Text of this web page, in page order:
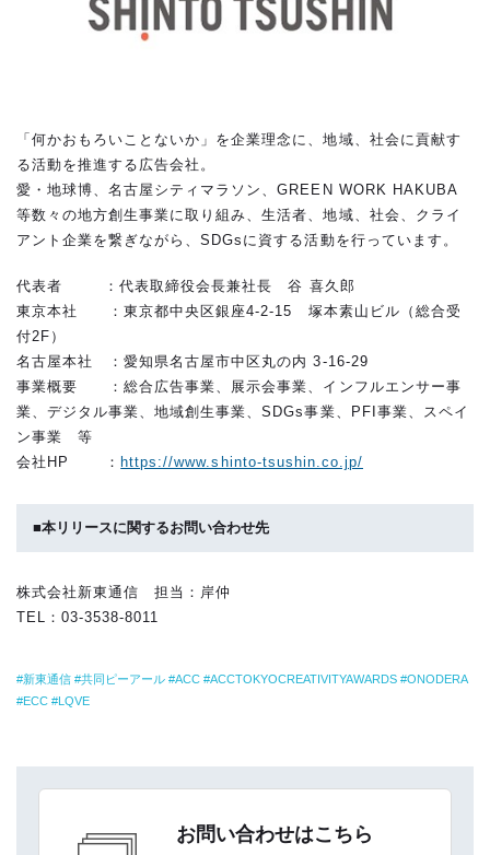
「何かおもろいことないか」を企業理念に、地域、社会に貢献す
る活動を推進する広告会社。
愛・地球博、名古屋シティマラソン、GREEN WORK HAKUBA
等数々の地方創生事業に取り組み、生活者、地域、社会、クライ
アント企業を繋ぎながら、SDGsに資する活動を行っています。
代表者 ：代表取締役会長兼社長 谷 喜久郎
東京本社 ：東京都中央区銀座4-2-15 塚本素山ビル（総合受
付2F）
名古屋本社 ：愛知県名古屋市中区丸の内 3-16-29
事業概要 ：総合広告事業、展示会事業、インフルエンサー事
業、デジタル事業、地域創生事業、SDGs事業、PFI事業、スペイ
ン事業 等
会社HP ： https://www.shinto-tsushin.co.jp/
■本リリースに関するお問い合わせ先
株式会社新東通信 担当：岸仲
TEL：03-3538-8011
新東通信 共同ピーアール ACC ACCTOKYOCREATIVITYAWARDS
ONODERA
ECC
LQVE
お問い合わせはこちら